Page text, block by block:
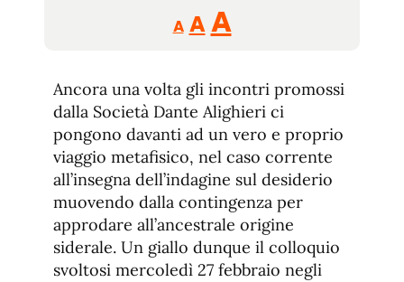
A
Reducir
tamaño
A Restablecer
de
fuente
AAumentar
de
fuente.
Ancora una volta gli incontri promossi
dalla Società Dante Alighieri ci
pongono davanti ad un vero e proprio
viaggio metafisico, nel caso corrente
all’insegna dell’indagine sul desiderio
muovendo dalla contingenza per
approdare all’ancestrale origine
siderale. Un giallo dunque il colloquio
svoltosi mercoledì 27 febbraio negli